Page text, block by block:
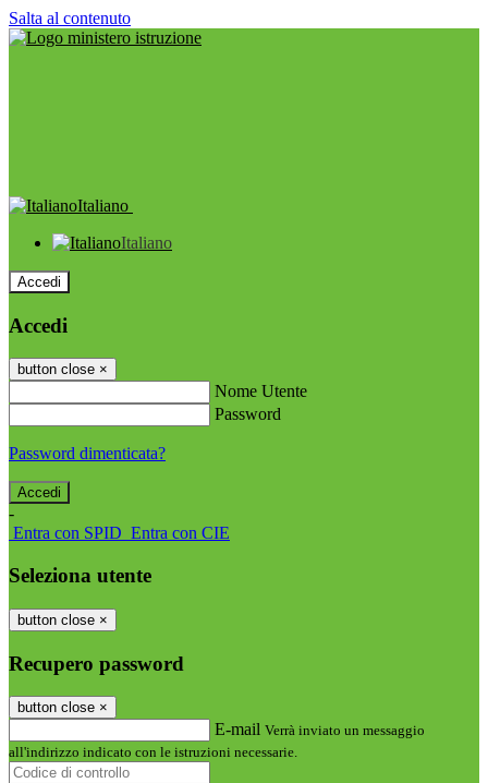
Salta al contenuto
Italiano
Italiano
Accedi
Accedi
button close ×
Nome Utente
Password
Password dimenticata?
-
Entra con SPID Entra con CIE
Seleziona utente
button close ×
Recupero password
button close ×
E-mail Verrà inviato un messaggio
all'indirizzo indicato con le istruzioni necessarie.